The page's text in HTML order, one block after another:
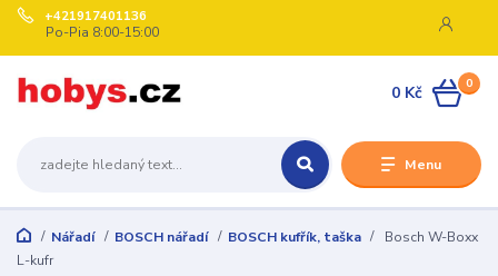
Menu
+421917401136
Po-Pia 8:00-15:00
0
0 Kč
Nářadí BOSCH nářadí BOSCH kufřík, taška
Bosch W-Boxx
L-kufr